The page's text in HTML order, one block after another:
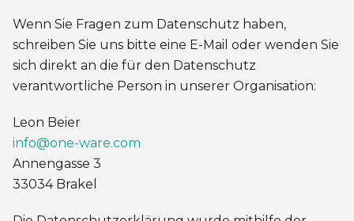
Wenn Sie Fragen zum Datenschutz haben,
schreiben Sie uns bitte eine E-Mail oder wenden Sie
sich direkt an die für den Datenschutz
verantwortliche Person in unserer Organisation:
Leon Beier
info@one-ware.com
Annengasse 3
33034 Brakel